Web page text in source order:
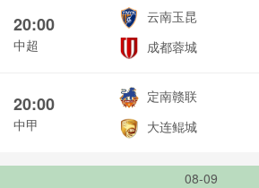
20:00
中超
云南玉昆
成都蓉城
20:00
中甲
定南赣联
大连鲲城
08-09